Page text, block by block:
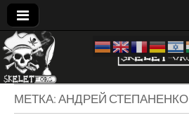
Skelet
Org
досье —
биография
—
компромат:
Украина
МЕТКА:АНДРЕЙ СТЕПАНЕНКО